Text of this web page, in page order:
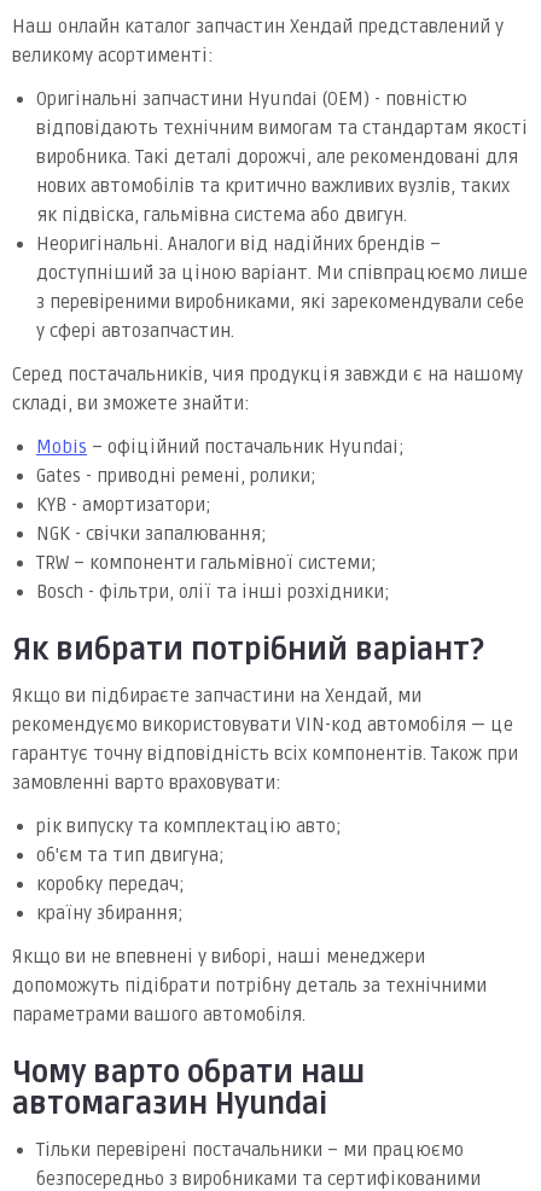
Наш онлайн каталог запчастин Хендай представлений у
великому асортименті:
Оригінальні запчастини Hyundai (OEM) - повністю
відповідають технічним вимогам та стандартам якості
виробника. Такі деталі дорожчі, але рекомендовані для
нових автомобілів та критично важливих вузлів, таких
як підвіска, гальмівна система або двигун.
Неоригінальні. Аналоги від надійних брендів –
доступніший за ціною варіант. Ми співпрацюємо лише
з перевіреними виробниками, які зарекомендували себе
у сфері автозапчастин.
Серед постачальників, чия продукція завжди є на нашому
складі, ви зможете знайти:
Mobis – офіційний постачальник Hyundai;
Gates - приводні ремені, ролики;
KYB - амортизатори;
NGK - свічки запалювання;
TRW – компоненти гальмівної системи;
Bosch - фільтри, олії та інші розхідники;
Як вибрати потрібний варіант?
Якщо ви підбираєте запчастини на Хендай, ми
рекомендуємо використовувати VIN-код автомобіля — це
гарантує точну відповідність всіх компонентів. Також при
замовленні варто враховувати:
рік випуску та комплектацію авто;
об'єм та тип двигуна;
коробку передач;
країну збирання;
Якщо ви не впевнені у виборі, наші менеджери
допоможуть підібрати потрібну деталь за технічними
параметрами вашого автомобіля.
Чому варто обрати наш
автомагазин Hyundai
Тільки перевірені постачальники – ми працюємо
безпосередньо з виробниками та сертифікованими